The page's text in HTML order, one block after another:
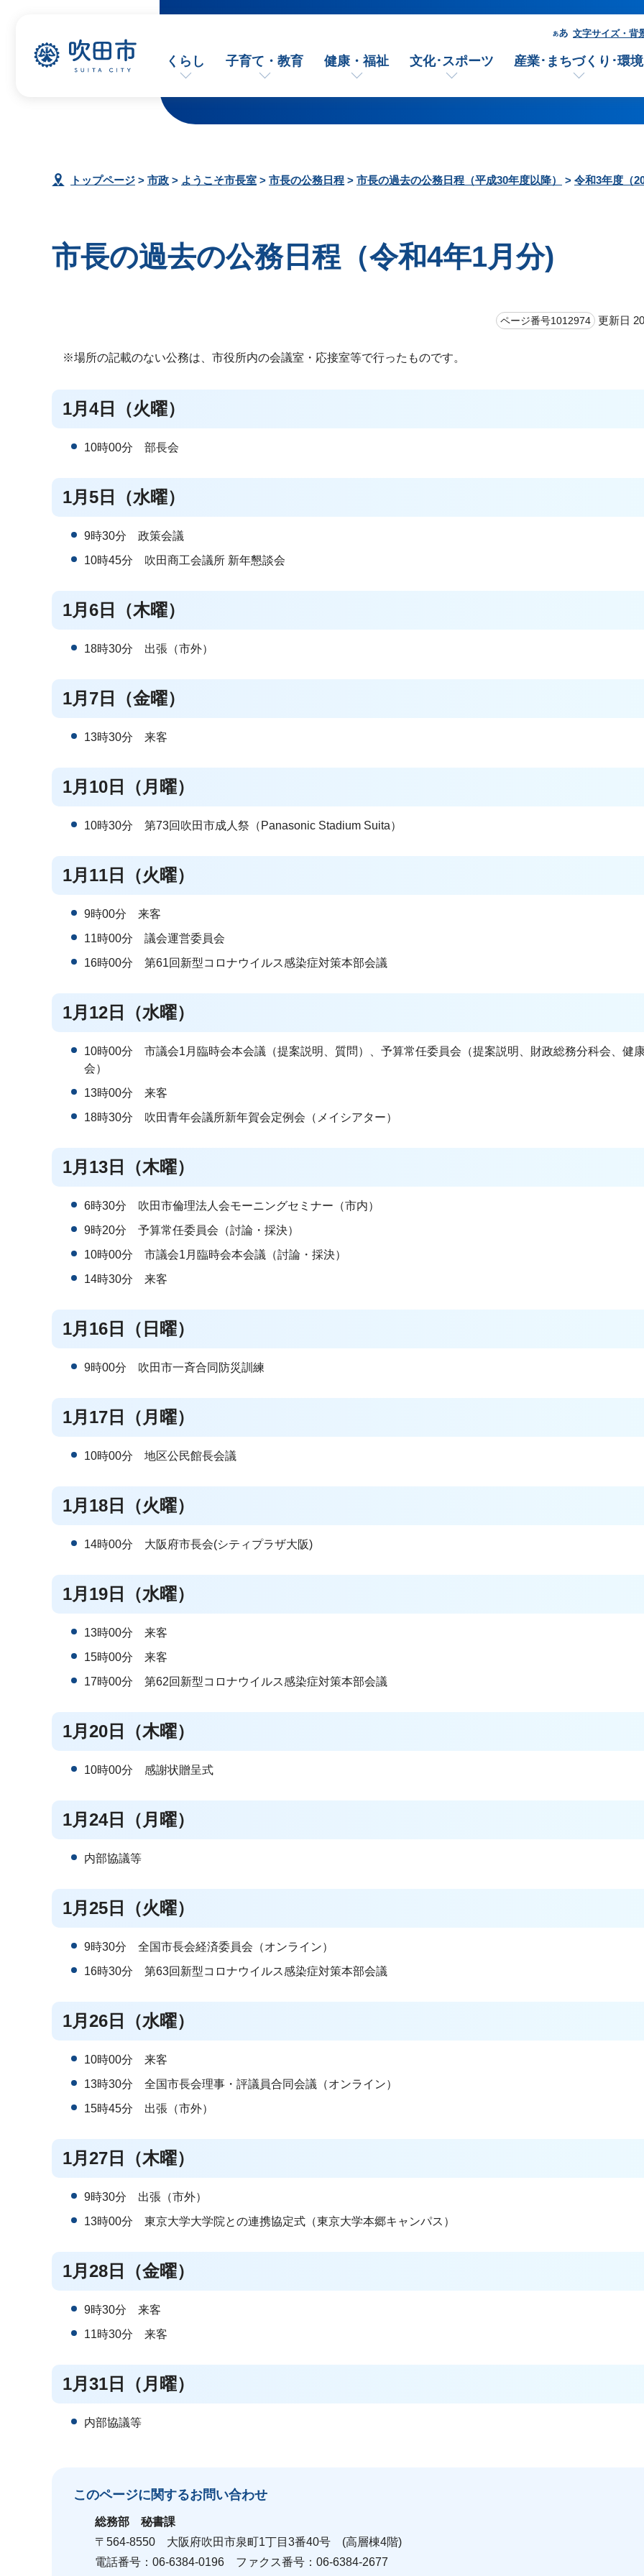
文字サイズ・背
くらし 子育て・教育 健康・福祉 文化･スポーツ 産業･まちづくり･環境
トップページ > 市政 > ようこそ市長室 > 市長の公務日程 > 市長の過去の公務日程（平成30年度以降） > 令和3年度（
市長の過去の公務日程（令和4年1月分)
ページ番号1012974 更新日
※場所の記載のない公務は、市役所内の会議室・応接室等で行ったものです。
1月4日（火曜）
10時00分 部長会
1月5日（水曜）
9時30分 政策会議
10時45分 吹田商工会議所 新年懇談会
1月6日（木曜）
18時30分 出張（市外）
1月7日（金曜）
13時30分 来客
1月10日（月曜）
10時30分 第73回吹田市成人祭（Panasonic Stadium Suita）
1月11日（火曜）
9時00分 来客
11時00分 議会運営委員会
16時00分 第61回新型コロナウイルス感染症対策本部会議
1月12日（水曜）
10時00分 市議会1月臨時会本会議（提案説明、質問）、予算常任委員会（提案説明、財政総務分科会、健
会）
13時00分 来客
18時30分 吹田青年会議所新年賀会定例会（メイシアター）
1月13日（木曜）
6時30分 吹田市倫理法人会モーニングセミナー（市内）
9時20分 予算常任委員会（討論・採決）
10時00分 市議会1月臨時会本会議（討論・採決）
14時30分 来客
1月16日（日曜）
9時00分 吹田市一斉合同防災訓練
1月17日（月曜）
10時00分 地区公民館長会議
1月18日（火曜）
14時00分 大阪府市長会(シティプラザ大阪)
1月19日（水曜）
13時00分 来客
15時00分 来客
17時00分 第62回新型コロナウイルス感染症対策本部会議
1月20日（木曜）
10時00分 感謝状贈呈式
1月24日（月曜）
内部協議等
1月25日（火曜）
9時30分 全国市長会経済委員会（オンライン）
16時30分 第63回新型コロナウイルス感染症対策本部会議
1月26日（水曜）
10時00分 来客
13時30分 全国市長会理事・評議員合同会議（オンライン）
15時45分 出張（市外）
1月27日（木曜）
9時30分 出張（市外）
13時00分 東京大学大学院との連携協定式（東京大学本郷キャンパス）
1月28日（金曜）
9時30分 来客
11時30分 来客
1月31日（月曜）
内部協議等
このページに関するお問い合わせ
総務部 秘書課
〒564-8550 大阪府吹田市泉町1丁目3番40号 (高層棟4階)
電話番号：06-6384-0196 ファクス番号：06-6384-2677